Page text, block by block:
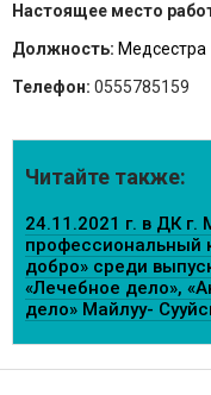
Настоящее место
Должность: Медсестра
Телефон: 0555785159
Читайте также:
24.11.2021 г. в ДК г.
профессиональный
добро» среди
«Лечебное дело»,
дело» Майлуу-